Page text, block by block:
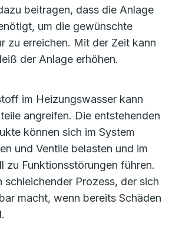
beitragen, dass die Anlage
um die gewünschte
zu erreichen. Mit der Zeit kann
der Anlage erhöhen.
im Heizungswasser kann
angreifen. Die entstehenden
können sich im System
und Ventile belasten und im
zu Funktionsstörungen führen.
schleichender Prozess, der sich
macht, wenn bereits Schäden